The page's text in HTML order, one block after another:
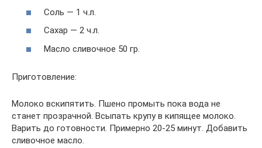
Соль — 1 ч.л.
Сахар — 2 ч.л.
Масло сливочное 50 гр.
Приготовление:
Молоко вскипятить. Пшено промыть пока вода не
станет прозрачной. Всыпать крупу в кипящее молоко.
Варить до готовности. Примерно 20-25 минут. Добавить
сливочное масло.